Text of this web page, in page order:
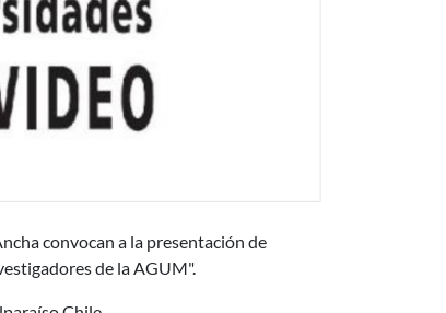
convocan a la presentación de
de la AGUM".